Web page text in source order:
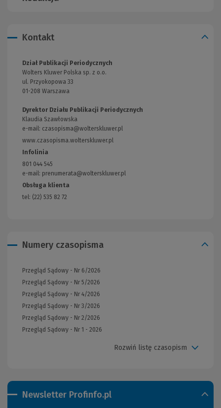
Newsletter Profinfo.pl
Kontakt
Dział Publikacji Periodycznych
Wolters Kluwer Polska sp. z o.o.
ul. Przyokopowa 33
01-208 Warszawa
Dyrektor Działu Publikacji Periodycznych
Klaudia Szawłowska
e-mail: czasopisma@wolterskluwer.pl
www.czasopisma.wolterskluwer.pl
Infolinia
801 044 545
e-mail: prenumerata@wolterskluwer.pl
Obsługa klienta
tel: (22) 535 82 72
Numery czasopisma
Przegląd Sądowy - Nr 6/2026
Przegląd Sądowy - Nr 5/2026
Przegląd Sądowy - Nr 4/2026
Przegląd Sądowy - Nr 3/2026
Przegląd Sądowy - Nr 2/2026
Przegląd Sądowy - Nr 1 - 2026
Rozwiń listę czasopism